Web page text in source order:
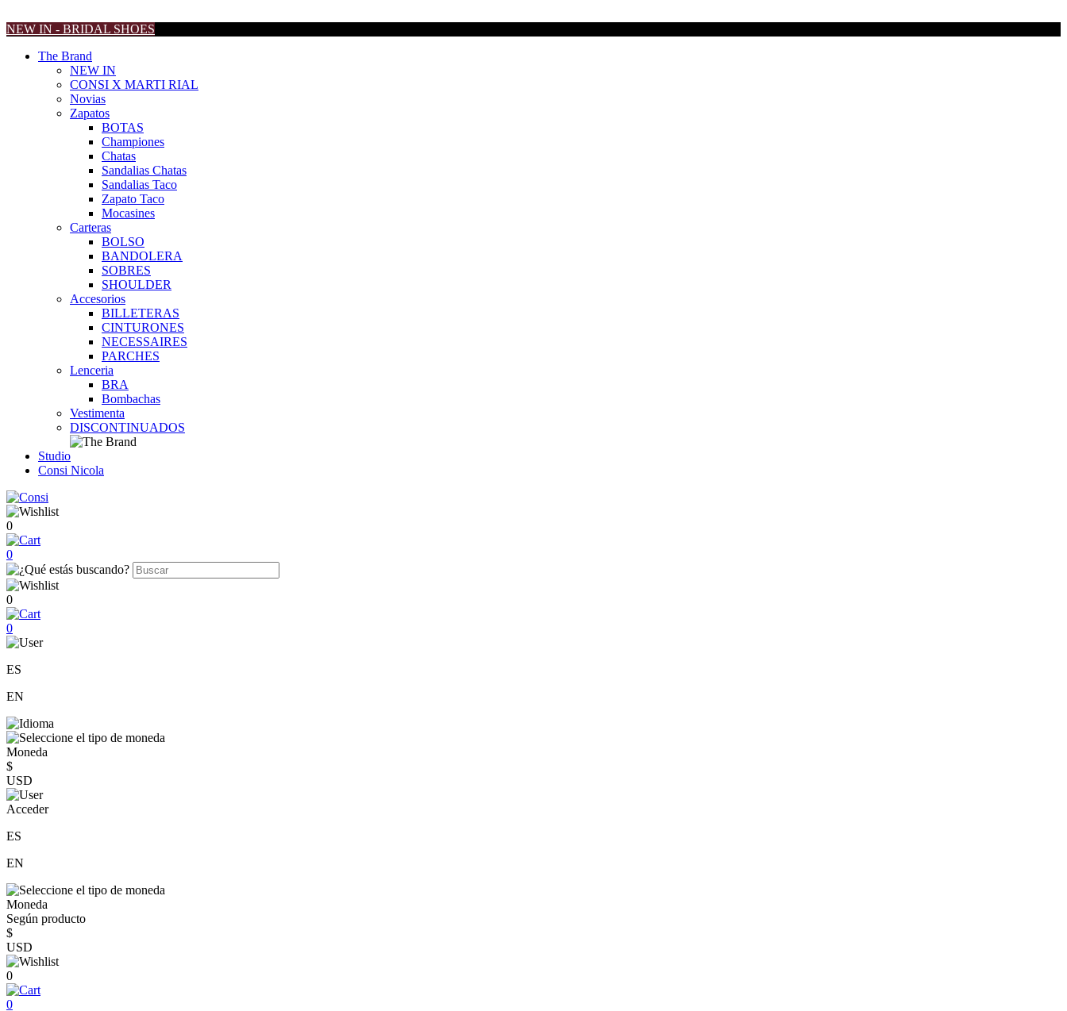
NEW IN - BRIDAL SHOES
The Brand
NEW IN
CONSI X MARTI RIAL
Novias
Zapatos
BOTAS
Championes
Chatas
Sandalias Chatas
Sandalias Taco
Zapato Taco
Mocasines
Carteras
BOLSO
BANDOLERA
SOBRES
SHOULDER
Accesorios
BILLETERAS
CINTURONES
NECESSAIRES
PARCHES
Lenceria
BRA
Bombachas
Vestimenta
DISCONTINUADOS
Studio
Consi Nicola
0
0
0
0
ES
EN
Moneda
$
USD
Acceder
ES
EN
Moneda
Según producto
$
USD
0
0